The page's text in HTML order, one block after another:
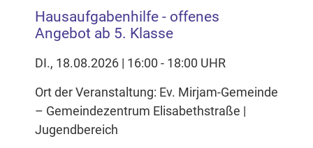
Hausaufgabenhilfe - offenes
Angebot ab 5. Klasse
DI., 18.08.2026 | 16:00 - 18:00 UHR
Ort der Veranstaltung: Ev. Mirjam-Gemeinde
– Gemeindezentrum Elisabethstraße |
Jugendbereich